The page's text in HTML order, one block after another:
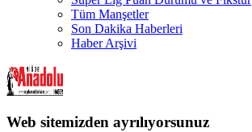
Tüm Manşetler
Son Dakika Haberleri
Haber Arşivi
Web sitemizden ayrılıyorsunuz